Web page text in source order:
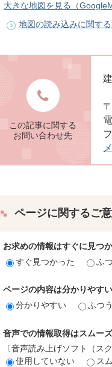
大きな地図を見る（
地図の読み込みに関す
この記事に関する
お問い合わせ先
ページに関するご
お求めの情報はすぐに見つ
すぐ見つかった
ふ
ページの内容は分かりやす
分かりやすい
ふつう
音声での情報取得はスムー
〔音声読み上げソフト（ス
使用していない
ス